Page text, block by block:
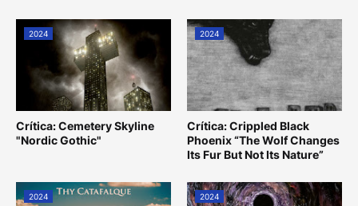
2024
Crítica: Cemetery Skyline
"Nordic Gothic"
2024
Crítica: Crippled Black
Phoenix “The Wolf Changes
Its Fur But Not Its Nature”
2024 2024